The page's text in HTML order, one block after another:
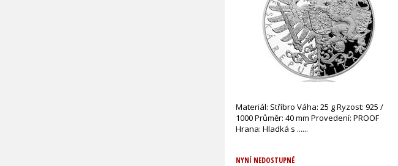
Materiál: Stříbro Váha: 25 g Ryzost: 925 /
1000 Průměr: 40 mm Provedení: PROOF
Hrana: Hladká s ...
NYNÍ NEDOSTUPNÉ